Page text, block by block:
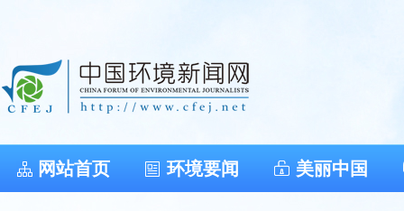
网站首页 环境要闻 美丽中国